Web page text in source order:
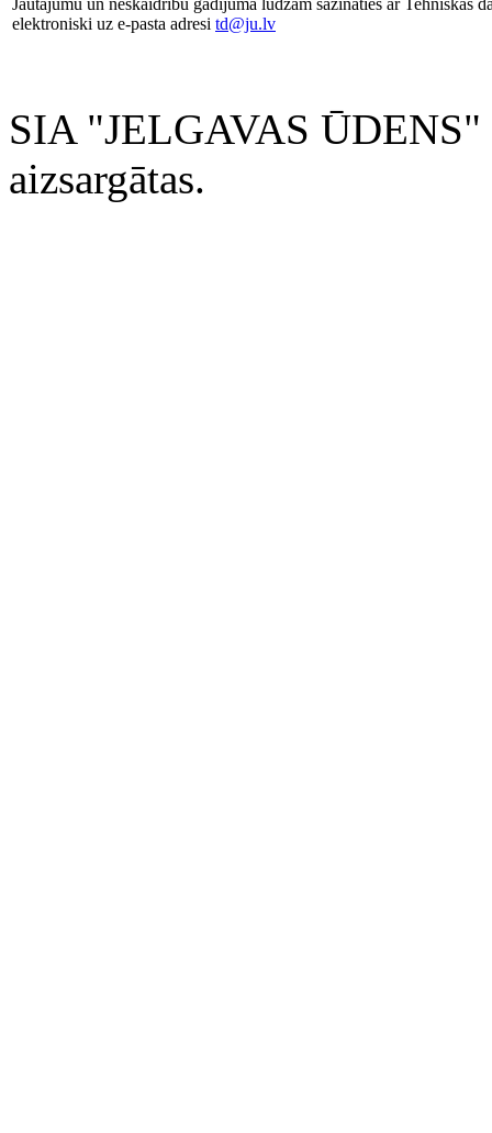
Jautājumu un neskaidrību gadījumā lūdzam sazināties ar Tehniskās
elektroniski uz e-pasta adresi td@ju.lv
SIA "JELGAVAS ŪDENS"
aizsargātas.